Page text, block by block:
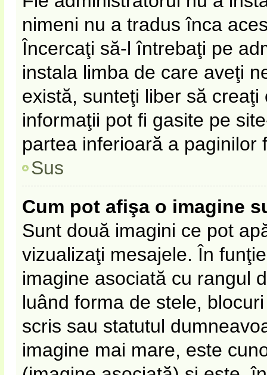
nimeni nu a tradus înca
Încercaţi să-l întrebaţi pe
instala limba de care aveţi
există, sunteţi liber să
informaţii pot fi gasite pe
partea inferioară a paginilor
Sus
Cum pot afişa o imagine
Sunt două imagini ce pot
vizualizaţi mesajele. În
imagine asociată cu rangul
luând forma de stele,
scris sau statutul
imagine mai mare, este